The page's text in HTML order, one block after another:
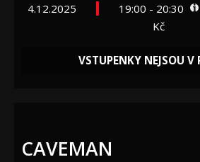
4.12.2025 19:00 - 20:30
Kč
VSTUPENKY NEJSOU V
CAVEMAN